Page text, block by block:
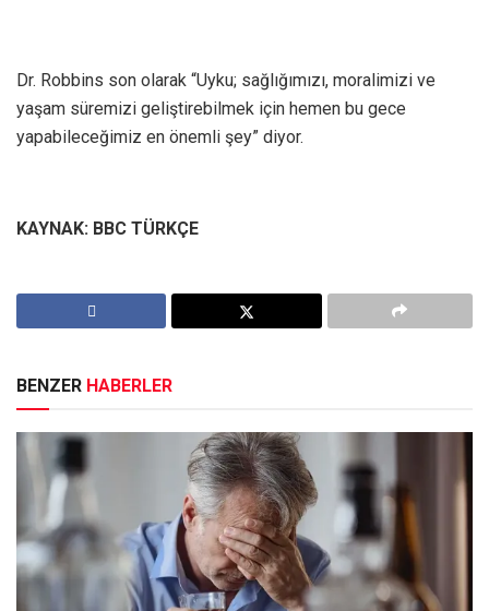
Dr. Robbins son olarak “Uyku; sağlığımızı, moralimizi ve
yaşam süremizi geliştirebilmek için hemen bu gece
yapabileceğimiz en önemli şey” diyor.
KAYNAK: BBC TÜRKÇE
BENZER HABERLER